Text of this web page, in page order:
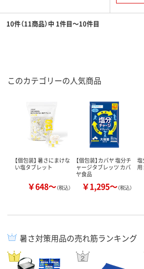
10件（11商品）中 1件目～10件目
このカテゴリーの人気商品
【個包装】 暑さにまけな
い塩タブレット
￥648～（税込）
【個包装】カバヤ 塩分チ
ャージタブレッツ カバ
ヤ食品
￥1,295～（税込）
塩
用
暑さ対策用品の売れ筋ランキング